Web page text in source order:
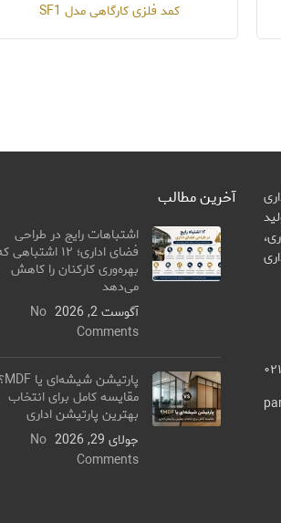
کمد فلزی کارگاهی مدل SF1
آخرین مطالب
اشتباهات رایج در طراحی
فضای اداری؛ ۱۲
بهره‌وری کارکنان را کاهش
می‌دهد
آگوست 2, 2026
No
Comments
پارتیشن شیشه‌ای یا MDF؟
مقایسه کامل برای انتخاب
بهترین پارتیشن اداری
جولای 29, 2026
No
Comments